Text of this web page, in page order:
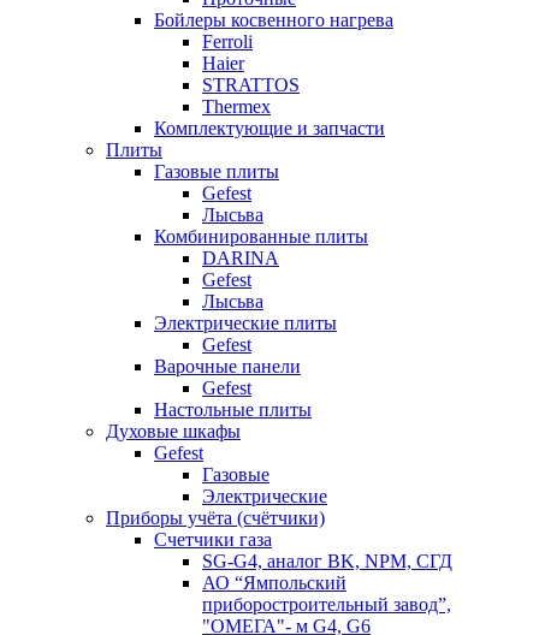
Бойлеры косвенного нагрева
Ferroli
Haier
STRATTOS
Thermex
Комплектующие и запчасти
Плиты
Газовые плиты
Gefest
Лысьва
Комбинированные плиты
DARINA
Gefest
Лысьва
Электрические плиты
Gefest
Варочные панели
Gefest
Настольные плиты
Духовые шкафы
Gefest
Газовые
Электрические
Приборы учёта (счётчики)
Счетчики газа
SG-G4, аналог BK, NPM, СГД
АО “Ямпольский
приборостроительный завод”,
"ОМЕГА"- м G4, G6